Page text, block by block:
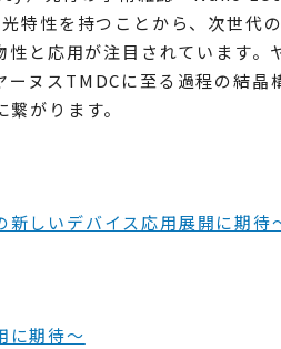
性を持つことから、次世代
と応用が注目されています
ヌスTMDCに至る過程の結
がります。
しいデバイス応用展開に期待
に期待～